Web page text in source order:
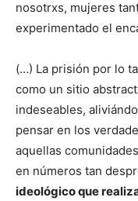
nosotrxs, mujeres
experimentado el
(…) La prisión por lo
como un sitio
indeseables,
pensar en los
aquellas
en números tan
ideológico que